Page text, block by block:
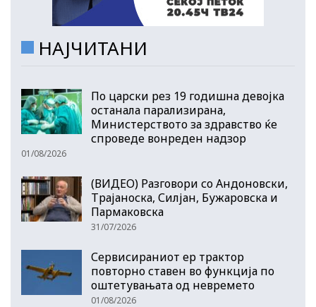
НАЈЧИТАНИ
По царски рез 19 годишна девојка
останала парализирана,
Министерството за здравство ќе
спроведе вонреден надзор
01/08/2026
(ВИДЕО) Разговори со Андоновски,
Трајаноска, Силјан, Бужаровска и
Пармаковска
31/07/2026
Сервисираниот ер трактор
повторно ставен во функција по
оштетувањата од невремето
01/08/2026